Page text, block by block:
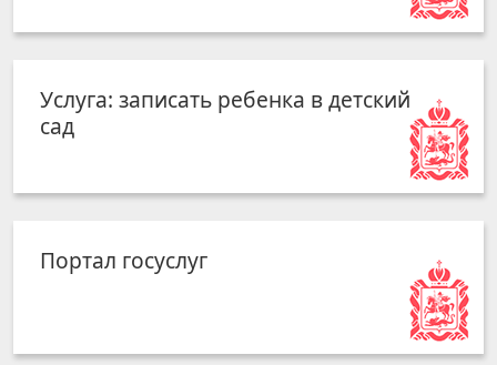
Услуга: записать ребенка в детский
сад
Портал госуслуг